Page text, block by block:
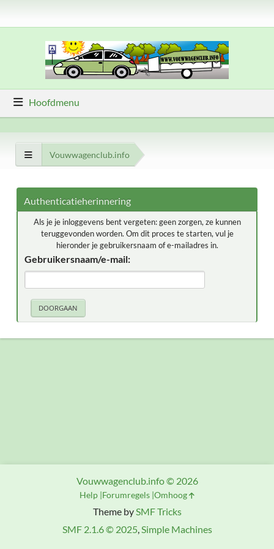
Hoofdmenu
Vouwwagenclub.info
Authenticatieherinnering
Als je je inloggevens bent vergeten: geen zorgen, ze kunnen
teruggevonden worden. Om dit proces te starten, vul je
hieronder je gebruikersnaam of e-mailadres in.
Gebruikersnaam/e-mail:
Theme bySMF Tricks
SMF 2.1.6 © 2025,Simple Machines
Vouwwagenclub.info © 2026
Help Forumregels Omhoog